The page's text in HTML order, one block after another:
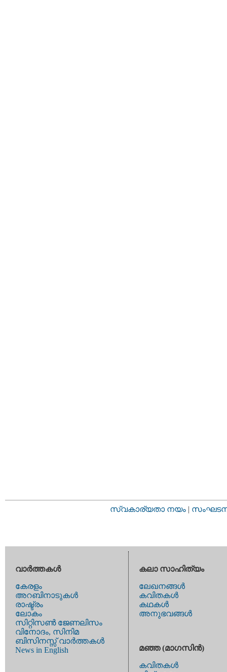
സ്വകാര്യതാ നയം |
വാര്‍ത്തകള്‍
കേരളം
അറബിനാടുകള്‍
രാഷ്ട്രം
ലോകം
സിറ്റിസണ്‍ ജേണലിസം
വിനോദം, സിനിമ
ബിസിനസ്സ് വാര്‍ത്തകള്‍
News in English
കലാ സാഹിത്യം
ലേഖനങ്ങള്‍
കവിതകള്‍
കഥകള്‍
അനുഭവങ്ങള്‍
മഞ്ഞ (മാഗസിന്‍)
കവിതകള്‍